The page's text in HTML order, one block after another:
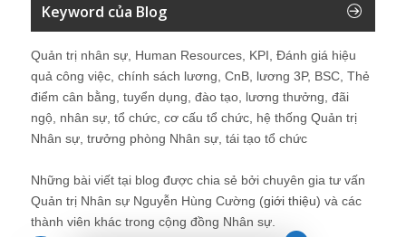
Keyword của Blog
Quản trị nhân sự, Human Resources, KPI, Đánh giá hiệu
quả công việc, chính sách lương, CnB, lương 3P, BSC, Thẻ
điểm cân bằng, tuyển dụng, đào tạo, lương thưởng, đãi
ngộ, nhân sự, tổ chức, cơ cấu tổ chức, hệ thống Quản trị
Nhân sự, trưởng phòng Nhân sự, tái tạo tổ chức
Những bài viết tại blog được chia sẻ bởi chuyên gia tư vấn
Quản trị Nhân sự Nguyễn Hùng Cường (giới thiệu) và các
thành viên khác trong cộng đồng Nhân sự.